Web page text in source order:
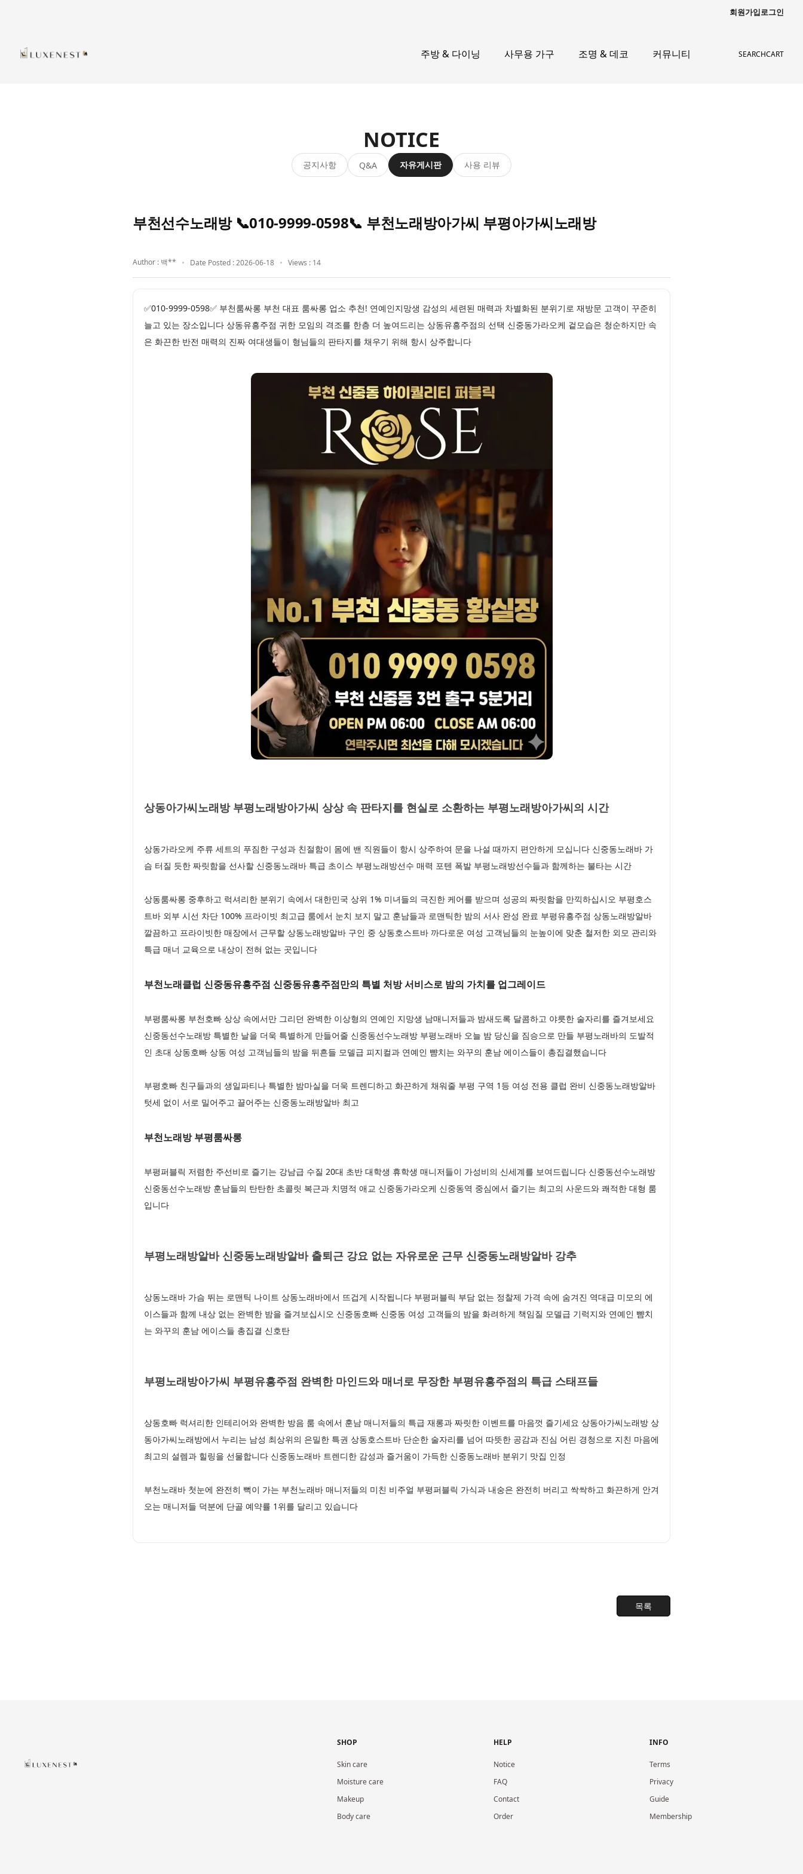
회원가입로그인
주방 & 다이닝 사무용 가구 조명 & 데코 커뮤니티 SEARCHCART
NOTICE
공지사항 Q&A 자유게시판 사용 리뷰
부천선수노래방 📞010-9999-0598📞 부천노래방아가씨 부평아가씨노래방
Author : 백** Date Posted : 2026-06-18 Views : 14
✅010-9999-0598✅ 부천룸싸롱 부천 대표 룸싸롱 업소 추천! 연예인지망생 감성의 세련된 매력과 차별화된 분위기로 재방문 고객이 꾸준히
늘고 있는 장소입니다 상동유흥주점 귀한 모임의 격조를 한층 더 높여드리는 상동유흥주점의 선택 신중동가라오케 겉모습은 청순하지만 속
은 화끈한 반전 매력의 진짜 여대생들이 형님들의 판타지를 채우기 위해 항시 상주합니다
상동아가씨노래방 부평노래방아가씨 상상 속 판타지를 현실로 소환하는 부평노래방아가씨의 시간
상동가라오케 주류 세트의 푸짐한 구성과 친절함이 몸에 밴 직원들이 항시 상주하여 문을 나설 때까지 편안하게 모십니다 신중동노래바 가
슴 터질 듯한 짜릿함을 선사할 신중동노래바 특급 초이스 부평노래방선수 매력 포텐 폭발 부평노래방선수들과 함께하는 불타는 시간
상동룸싸롱 중후하고 럭셔리한 분위기 속에서 대한민국 상위 1% 미녀들의 극진한 케어를 받으며 성공의 짜릿함을 만끽하십시오 부평호스
트바 외부 시선 차단 100% 프라이빗 최고급 룸에서 눈치 보지 말고 훈남들과 로맨틱한 밤의 서사 완성 완료 부평유흥주점 상동노래방알바
깔끔하고 프라이빗한 매장에서 근무할 상동노래방알바 구인 중 상동호스트바 까다로운 여성 고객님들의 눈높이에 맞춘 철저한 외모 관리와
특급 매너 교육으로 내상이 전혀 없는 곳입니다
부천노래클럽 신중동유흥주점 신중동유흥주점만의 특별 처방 서비스로 밤의 가치를 업그레이드
부평룸싸롱 부천호빠 상상 속에서만 그리던 완벽한 이상형의 연예인 지망생 남매니저들과 밤새도록 달콤하고 야릇한 술자리를 즐겨보세요
신중동선수노래방 특별한 날을 더욱 특별하게 만들어줄 신중동선수노래방 부평노래바 오늘 밤 당신을 짐승으로 만들 부평노래바의 도발적
인 초대 상동호빠 상동 여성 고객님들의 밤을 뒤흔들 모델급 피지컬과 연예인 뺨치는 와꾸의 훈남 에이스들이 총집결했습니다
부평호빠 친구들과의 생일파티나 특별한 밤마실을 더욱 트렌디하고 화끈하게 채워줄 부평 구역 1등 여성 전용 클럽 완비 신중동노래방알바
텃세 없이 서로 밀어주고 끌어주는 신중동노래방알바 최고
부천노래방 부평룸싸롱
부평퍼블릭 저렴한 주선비로 즐기는 강남급 수질 20대 초반 대학생 휴학생 매니저들이 가성비의 신세계를 보여드립니다 신중동선수노래방
신중동선수노래방 훈남들의 탄탄한 초콜릿 복근과 치명적 애교 신중동가라오케 신중동역 중심에서 즐기는 최고의 사운드와 쾌적한 대형 룸
입니다
부평노래방알바 신중동노래방알바 출퇴근 강요 없는 자유로운 근무 신중동노래방알바 강추
상동노래바 가슴 뛰는 로맨틱 나이트 상동노래바에서 뜨겁게 시작됩니다 부평퍼블릭 부담 없는 정찰제 가격 속에 숨겨진 역대급 미모의 에
이스들과 함께 내상 없는 완벽한 밤을 즐겨보십시오 신중동호빠 신중동 여성 고객들의 밤을 화려하게 책임질 모델급 기럭지와 연예인 뺨치
는 와꾸의 훈남 에이스들 총집결 신호탄
부평노래방아가씨 부평유흥주점 완벽한 마인드와 매너로 무장한 부평유흥주점의 특급 스태프들
상동호빠 럭셔리한 인테리어와 완벽한 방음 룸 속에서 훈남 매니저들의 특급 재롱과 짜릿한 이벤트를 마음껏 즐기세요 상동아가씨노래방 상
동아가씨노래방에서 누리는 남성 최상위의 은밀한 특권 상동호스트바 단순한 술자리를 넘어 따뜻한 공감과 진심 어린 경청으로 지친 마음에
최고의 설렘과 힐링을 선물합니다 신중동노래바 트렌디한 감성과 즐거움이 가득한 신중동노래바 분위기 맛집 인정
부천노래바 첫눈에 완전히 뻑이 가는 부천노래바 매니저들의 미친 비주얼 부평퍼블릭 가식과 내숭은 완전히 버리고 싹싹하고 화끈하게 안겨
오는 매니저들 덕분에 단골 예약률 1위를 달리고 있습니다
목록
SHOP
Skin care
Moisture care
Makeup
Body care
HELP
Notice
FAQ
Contact
Order
INFO
Terms
Privacy
Guide
Membership